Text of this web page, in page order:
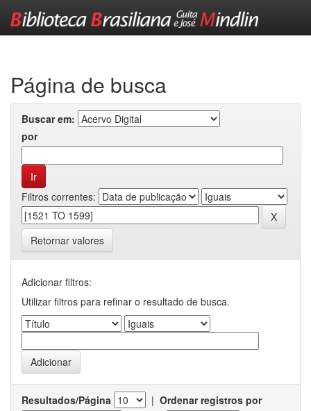
Página de busca
Buscar em:
por
Filtros correntes:
Retornar valores
Adicionar filtros:
Utilizar filtros para refinar o resultado de busca.
Resultados/Página | Ordenar registros por